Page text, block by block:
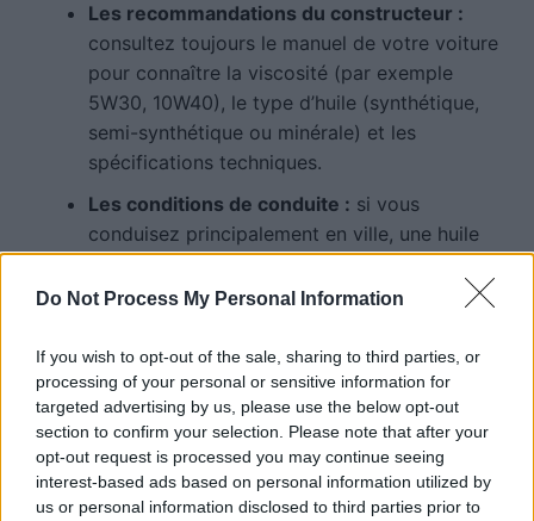
Do Not Process My Personal Information
If you wish to opt-out of the sale, sharing to third parties, or
processing of your personal or sensitive information for
targeted advertising by us, please use the below opt-out
section to confirm your selection. Please note that after your
opt-out request is processed you may continue seeing
interest-based ads based on personal information utilized by
us or personal information disclosed to third parties prior to
Les recommandations du constructeur :
consultez toujours le manuel de votre voiture
pour connaître la viscosité (par exemple
5W30, 10W40), le type d’huile (synthétique,
semi-synthétique ou minérale) et les
spécifications techniques.
Les conditions de conduite : si vous
conduisez principalement en ville, une huile
En zones froides ou chaudes, privilégiez une
Les certifications et normes :choisissez des
huiles portant des labels reconnus comme
API SN, SN/CF ou ACEA A3/B4, qui
garantissent leur performance et leur
conformité.